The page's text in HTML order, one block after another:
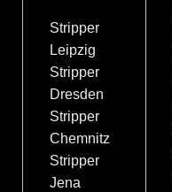
Stripper
Leipzig
Stripper
Dresden
Stripper
Chemnitz
Stripper
Jena